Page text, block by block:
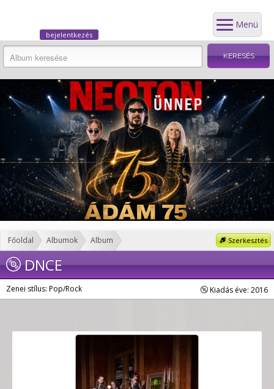
Menü
bejelentkezés
Szerkesztés
Főoldal Albumok Album
DNCE
Zenei stílus: Pop/Rock Kiadás éve: 2016